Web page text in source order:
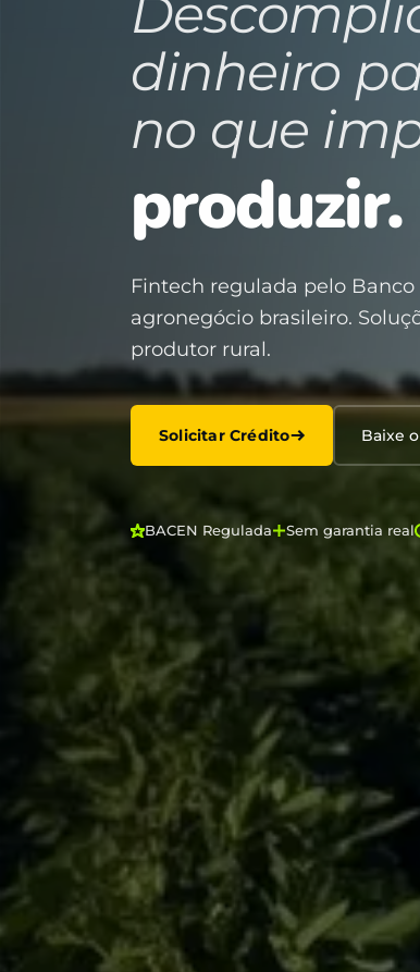
dinheiro
no que
produzir.
Fintech regulada pelo
agronegócio brasileiro.
produtor rural.
Solicitar Crédito Baixe
BACEN Regulada Sem garantia real